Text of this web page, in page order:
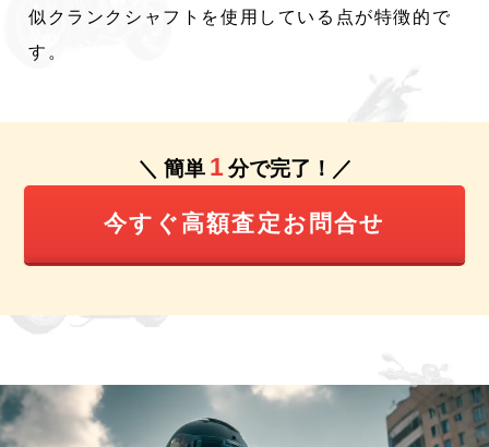
似クランクシャフトを使用している点が特徴的で
す。 ​
＼ 簡単 1 分で完了！／
今すぐ高額査定お問合せ